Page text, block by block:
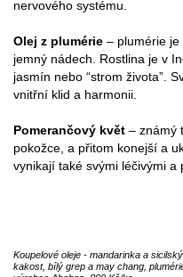
nervového systému.
Olej z plumérie – plumérie
jemný nádech. Rostlina je v
jasmín nebo “strom života”.
vnitřní klid a harmonii.
Pomerančový květ – známý
pokožce, a přitom konejší a
vynikají také svými léčivými a
Koupelové oleje - mandarinka a
kakost, bílý grep a may chang,